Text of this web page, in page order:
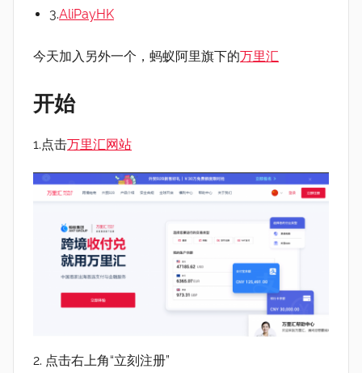
3.AliPayHK
今天加入另外一个，蚂蚁阿里旗下的万里汇
开始
1.点击万里汇网站
2. 点击右上角“立刻注册”